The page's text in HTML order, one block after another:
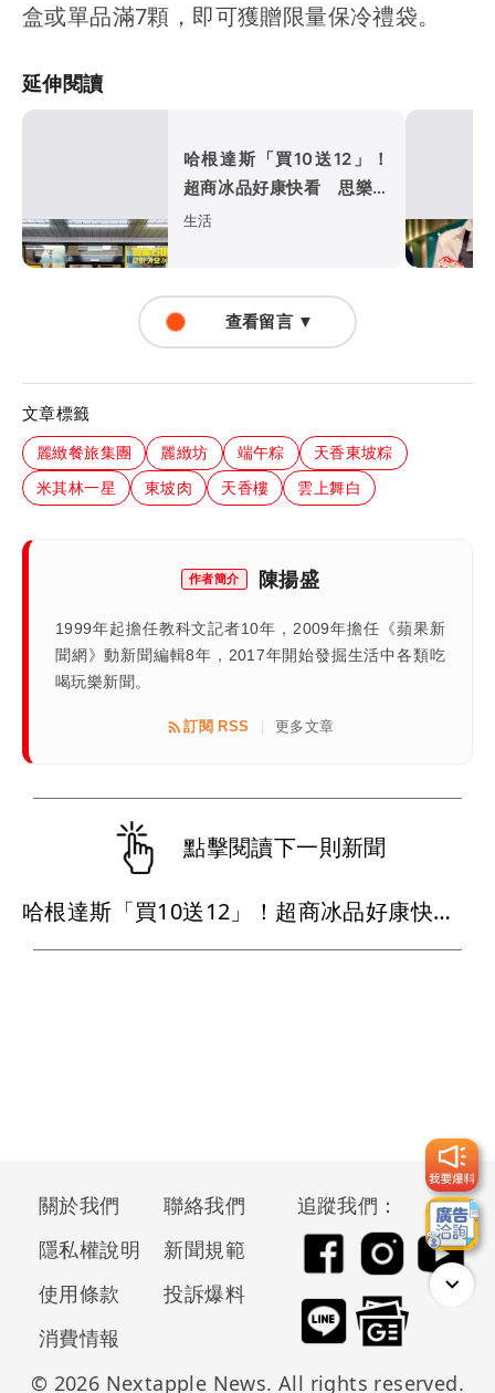
盒或單品滿7顆，即可獲贈限量保冷禮袋。
延伸閱讀
哈根達斯「買10送12」！
超商冰品好康快看 思樂冰
僅10元
生活
查看留言 ▼
文章標籤
麗緻餐旅集團 麗緻坊 端午粽
天香東坡粽
米其林一星
東坡肉 天香樓 雲上舞白
作者簡介 陳揚盛
1999年起擔任教科文記者10年，2009年擔任《蘋果新
聞網》動新聞編輯8年，2017年開始發掘生活中各類吃
喝玩樂新聞。
訂閱 RSS 更多文章
點擊閱讀下一則新聞
哈根達斯「買10送12」！超商冰品好康快看 思樂冰僅10元
關於我們
聯絡我們
隱私權說明
新聞規範
使用條款
投訴爆料
消費情報
追蹤我們：
© 2026 Nextapple News. All rights reserved.